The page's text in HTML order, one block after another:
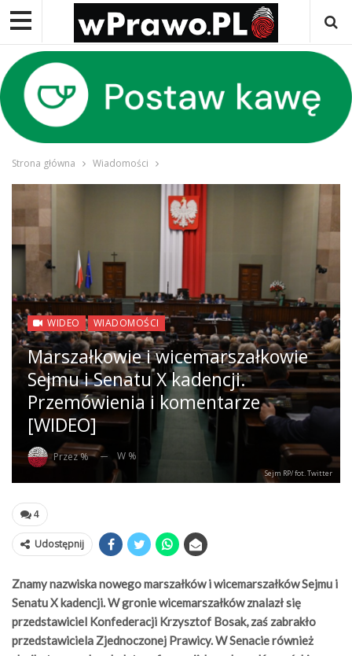
Strona główna Wiadomości
WIDEO WIADOMOŚCI
Marszałkowie i wicemarszałkowie
Sejmu i Senatu X kadencji.
Przemówienia i komentarze
[WIDEO]
Przez % W %
Sejm RP/ fot. Twitter
4
Udostępnij
Znamy nazwiska nowego marszałków i wicemarszałków Sejmu i
Senatu X kadencji. W gronie wicemarszałków znalazł się
przedstawiciel Konfederacji Krzysztof Bosak, zaś zabrakło
przedstawiciela Zjednoczonej Prawicy. W Senacie również